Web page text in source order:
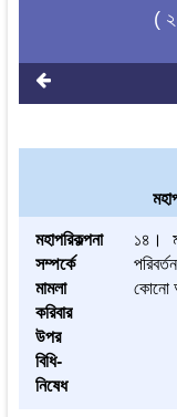
(
মহাপরিকল্পনা
সম্পর্কে
মামলা
করিবার
উপর
বিধি-
নিষেধ
১৪।
কোনো